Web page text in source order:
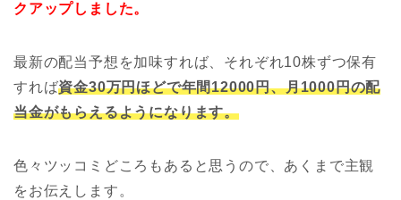
クアップしました。
最新の配当予想を加味すれば、それぞれ10株ずつ保有
すれば資金30万円ほどで年間12000円、月1000円の配
当金がもらえるようになります。
色々ツッコミどころもあると思うので、あくまで主観
をお伝えします。